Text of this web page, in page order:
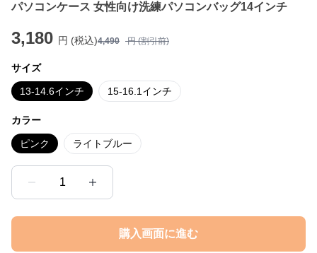
パソコンケース 女性向け洗練パソコンバッグ14インチ
3,180 円 (税込)4,490 円 (割引前)
サイズ
13-14.6インチ 15-16.1インチ
カラー
ピンク ライトブルー
1
購入画面に進む